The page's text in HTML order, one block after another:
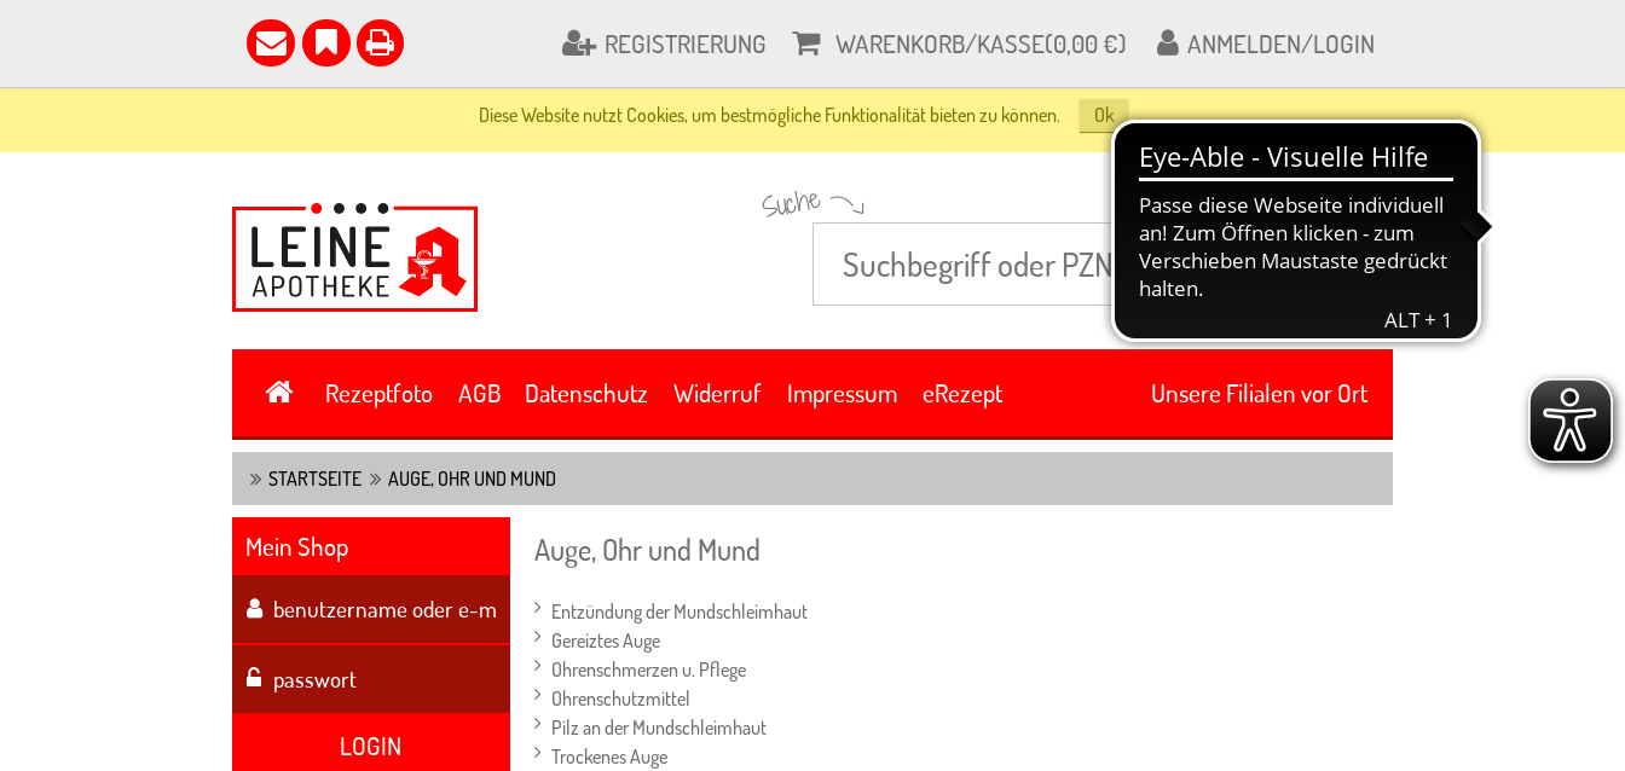
Diese Website nutzt Cookies, um bestmögliche Funktionalität bieten zu können. Ok
Suche
REGISTRIERUNG WARENKORB/KASSE(0,00 €) ANMELDEN/LOGIN
Rezeptfoto AGB Datenschutz Widerruf Impressum eRezept Unsere Filialen vor Ort
STARTSEITE AUGE, OHR UND MUND
Auge, Ohr und Mund
Entzündung der Mundschleimhaut
Gereiztes Auge
Ohrenschmerzen u. Pflege
Ohrenschutzmittel
Pilz an der Mundschleimhaut
Trockenes Auge
Mein Shop
LOGIN